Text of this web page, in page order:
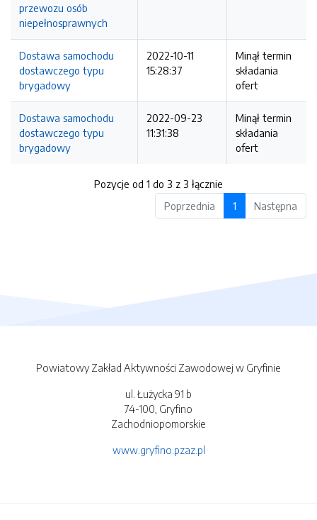
przewozu osób
niepełnosprawnych
Dostawa samochodu
dostawczego typu
brygadowy
2022-10-11
15:28:37
Minął termin
składania
ofert
Dostawa samochodu
dostawczego typu
brygadowy
2022-09-23
11:31:38
Minął termin
składania
ofert
Pozycje od 1 do 3 z 3 łącznie
Poprzednia
1 Następna
Powiatowy Zakład Aktywności Zawodowej w Gryfinie
ul. Łużycka 91 b
74-100, Gryfino
Zachodniopomorskie
www.gryfino.pzaz.pl